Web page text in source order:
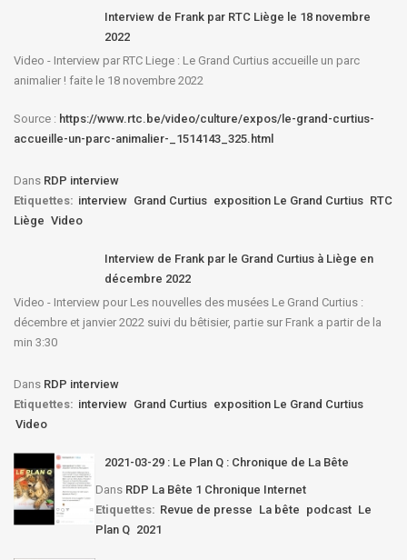
Interview de Frank par RTC Liège le 18 novembre
2022
Video - Interview par RTC Liege : Le Grand Curtius accueille un parc
animalier ! faite le 18 novembre 2022
Source : https://www.rtc.be/video/culture/expos/le-grand-curtius-
accueille-un-parc-animalier-_1514143_325.html
Dans RDP interview
Etiquettes: interview Grand Curtius exposition Le Grand Curtius RTC
Liège Video
Interview de Frank par le Grand Curtius à Liège en
décembre 2022
Video - Interview pour Les nouvelles des musées Le Grand Curtius :
décembre et janvier 2022 suivi du bêtisier, partie sur Frank a partir de la
min 3:30
Dans RDP interview
Etiquettes: interview Grand Curtius exposition Le Grand Curtius
Video
2021-03-29 : Le Plan Q : Chronique de La Bête
Dans RDP La Bête 1 Chronique Internet
Etiquettes: Revue de presse La bête podcast Le
Plan Q 2021